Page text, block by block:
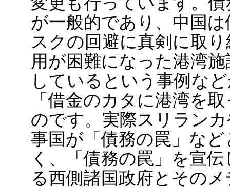
が一般的であり、中国
スクの回避に真剣に取
用が困難になった港湾
しているという事例な
「借金のカタに港湾を
のです。実際スリラン
事国が「債務の罠」な
く、「債務の罠」を宣
る西側諸国政府とその